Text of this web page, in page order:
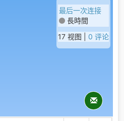
最后一次连接
長時間
17 视图 | 0 评论